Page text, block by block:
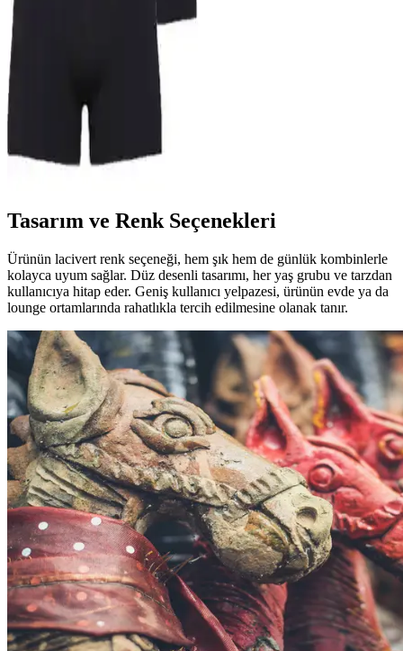
İki popüler erkek slip külotunu detaylı karşılaştırıyoruz. Konfor,
dayanıklılık ve fiyat açısından değerlendirilerek, ihtiyaçlara en
uygun seçimi yapmanıza yardımcı oluyoruz.
John Lion Erkek Premium Likralı Boxer Siyah 7'li
Paket Günlük Kullanım İçin Uygun
John Lion'un siyah renkli, likralı ve pamuk oranı yüksek boxerları,
rahatlık ve şıklık arayanlar için ideal. Dar kalıp ve bakım önerilerine
dikkat ederek uzun süre kullanabilirsiniz.
Tasarım ve Renk Seçenekleri
Ürünün lacivert renk seçeneği, hem şık hem de günlük kombinlerle
kolayca uyum sağlar. Düz desenli tasarımı, her yaş grubu ve tarzdan
kullanıcıya hitap eder. Geniş kullanıcı yelpazesi, ürünün evde ya da
lounge ortamlarında rahatlıkla tercih edilmesine olanak tanır.